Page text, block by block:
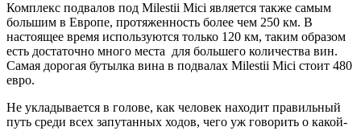
Комплекс подвалов под Milestii Mici является также самым
большим в Европе, протяженность более чем 250 км. В
настоящее время используются только 120 км, таким образом
есть достаточно много места для большего количества вин.
Самая дорогая бутылка вина в подвалах Milestii Mici стоит 480
евро.
Не укладывается в голове, как человек находит правильный
путь среди всех запутанных ходов, чего уж говорить о какой-